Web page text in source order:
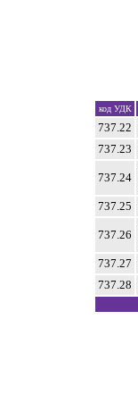
код УДК
737.22
737.23
737.24
737.25
737.26
737.27
737.28